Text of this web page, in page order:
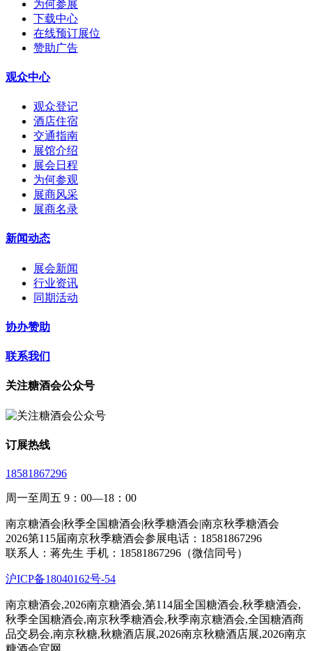
为何参展
下载中心
在线预订展位
赞助广告
观众中心
观众登记
酒店住宿
交通指南
展馆介绍
展会日程
为何参观
展商风采
展商名录
新闻动态
展会新闻
行业资讯
同期活动
协办赞助
联系我们
关注糖酒会公众号
订展热线
18581867296
周一至周五 9：00—18：00
南京糖酒会|秋季全国糖酒会|秋季糖酒会|南京秋季糖酒会
2026第115届南京秋季糖酒会参展电话：18581867296
联系人：蒋先生 手机：18581867296（微信同号）
沪ICP备18040162号-54
南京糖酒会,2026南京糖酒会,第114届全国糖酒会,秋季糖酒会,
秋季全国糖酒会,南京秋季糖酒会,秋季南京糖酒会,全国糖酒商
品交易会,南京秋糖,秋糖酒店展,2026南京秋糖酒店展,2026南京